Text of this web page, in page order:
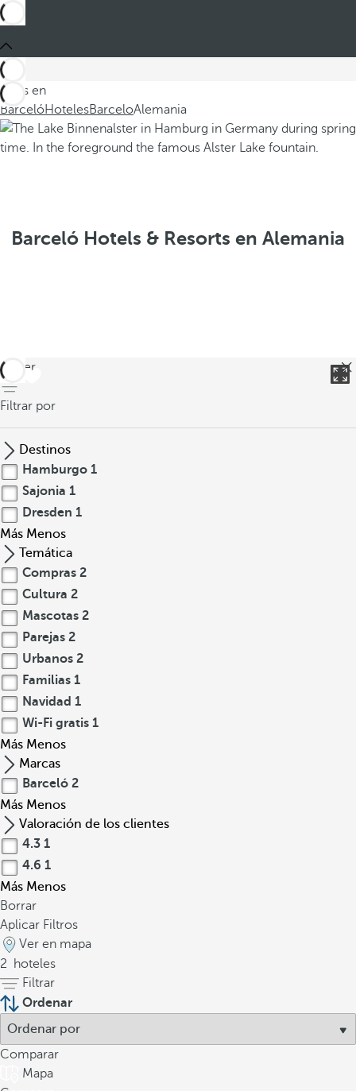
Estás en
BarcelóHotelesBarceloAlemania
Barceló Hotels & Resorts en Alemania
volver
Filtrar por
Destinos
Hamburgo 1
Sajonia 1
Dresden 1
Más Menos
Temática
Compras 2
Cultura 2
Mascotas 2
Parejas 2
Urbanos 2
Familias 1
Navidad 1
Wi-Fi gratis 1
Más Menos
Marcas
Barceló 2
Más Menos
Valoración de los clientes
4.3 1
4.6 1
Más Menos
Borrar
Aplicar Filtros
Ver en mapa
2
hoteles
Filtrar
Ordenar
Comparar
Mapa